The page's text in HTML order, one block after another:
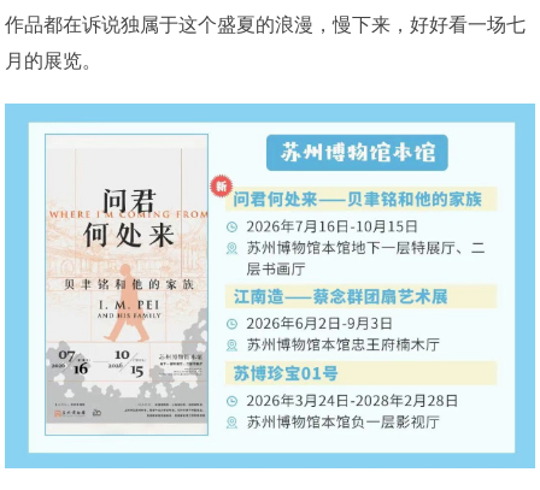
作品都在诉说独属于这个盛夏的浪漫，慢下来，好好看一场七
月的展览。 ​​​